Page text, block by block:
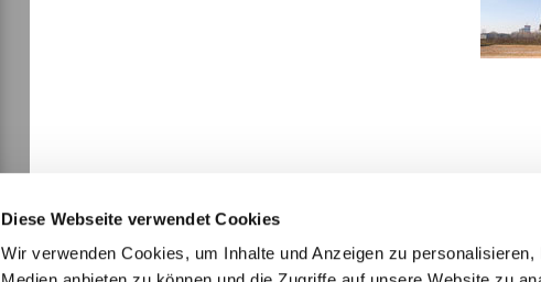
Diese Webseite verwendet Cookies
Wir verwenden Cookies, um Inhalte und Anzeigen zu